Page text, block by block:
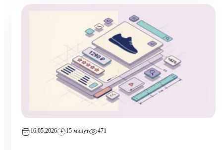
оборота на 12%.
16.05.2026 15 минут 471